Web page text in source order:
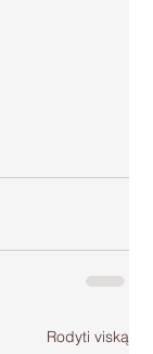
Rodyti viską